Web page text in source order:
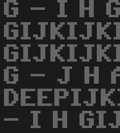
G - I H
G - J H
- I H